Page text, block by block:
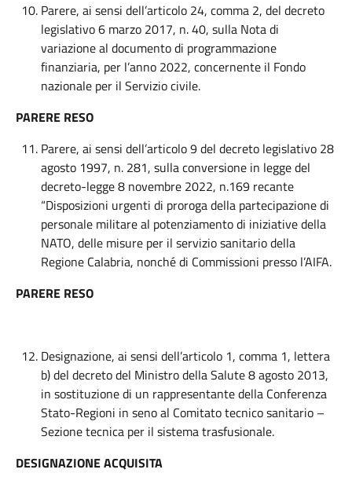
Parere, ai sensi dell’articolo 24, comma 2, del decreto
legislativo 6 marzo 2017, n. 40, sulla Nota di
variazione al documento di programmazione
finanziaria, per l’anno 2022, concernente il Fondo
nazionale per il Servizio civile.
PARERE RESO
Parere, ai sensi dell’articolo 9 del decreto legislativo 28
agosto 1997, n. 281, sulla conversione in legge del
decreto-legge 8 novembre 2022, n.169 recante
“Disposizioni urgenti di proroga della partecipazione di
personale militare al potenziamento di iniziative della
NATO, delle misure per il servizio sanitario della
Regione Calabria, nonché di Commissioni presso l’AIFA.
PARERE RESO
Designazione, ai sensi dell’articolo 1, comma 1, lettera
b) del decreto del Ministro della Salute 8 agosto 2013,
in sostituzione di un rappresentante della Conferenza
Stato-Regioni in seno al Comitato tecnico sanitario –
Sezione tecnica per il sistema trasfusionale.
DESIGNAZIONE ACQUISITA